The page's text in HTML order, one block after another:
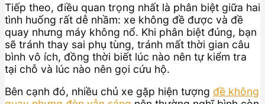
Tiếp theo, điều quan trọng nhất là phân biệt giữa hai
tình huống rất dễ nhầm: xe không đề được và đề
quay nhưng máy không nổ. Khi phân biệt đúng, bạn
sẽ tránh thay sai phụ tùng, tránh mất thời gian câu
bình vô ích, đồng thời biết lúc nào nên tự kiểm tra
tại chỗ và lúc nào nên gọi cứu hộ.
Bên cạnh đó, nhiều chủ xe gặp hiện tượng đề không